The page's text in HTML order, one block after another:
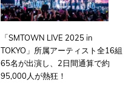
「SMTOWN LIVE 2025 in
TOKYO」所属アーティスト全16組
65名が出演し、2日間通算で約
95,000人が熱狂！